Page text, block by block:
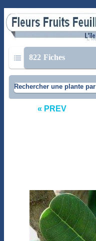
822 Fiches
Rechercher une plante
« PREV